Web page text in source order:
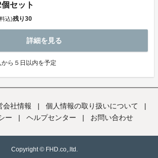
セット
込)残り30
詳細を見る
ら５日以内を予定
会社情報 | 個人情報の取り扱いについて
|
ー
| ヘルプセンター | お問い合わせ
Copyright © FHD.co,.ltd.